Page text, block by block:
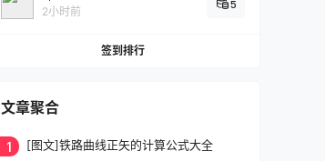
2小时前
5
签到排行
文章聚合
1 [图文]铁路曲线正矢的计算公式大全